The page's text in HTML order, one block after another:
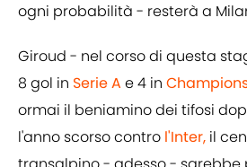
ogni probabilità - resterà a
Giroud - nel corso di questa
8 gol in Serie A e 4 in
ormai il beniamino dei tifosi
l'anno scorso contro l'Inter, il